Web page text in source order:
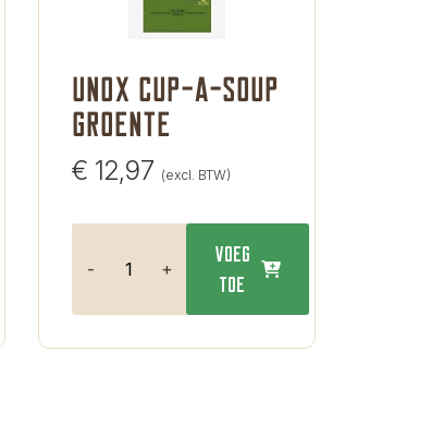
Unox cup-a-soup
groente
€ 12,97 (excl. BTW)
- +
Voeg
toe